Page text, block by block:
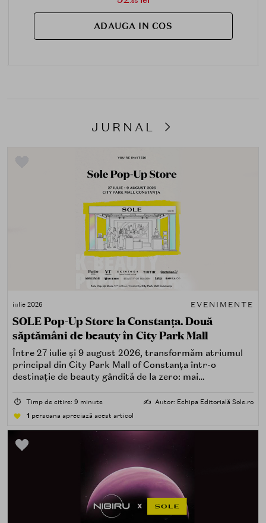
.65
ADAUGA IN COS
JURNAL
iulie 2026 EVENIMENTE
SOLE Pop-Up Store la Constanța. Două
săptămâni de beauty în City Park Mall
Între 27 iulie și 9 august 2026, transformăm atriumul
principal din City Park Mall of Constanța într-o
destinație de beauty gândită de la zero: mai
care îți place, de fapt, să descoperi produse — testând,
atingând, comparând, întrebând.
⏱️ Timp de citire: 9 minute ✍️ Autor: Echipa Editorială Sole.ro
1 persoana apreciază acest articol